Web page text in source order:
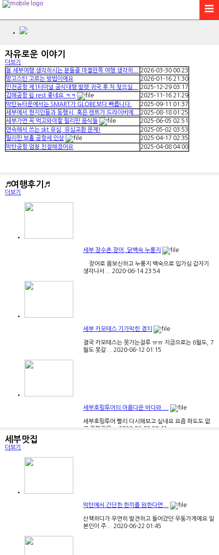
자유로운 이야기
더보기
첨 세부여행 생각하시는 분들중 마젤란쪽 여행 생각하...
2026-03-30 00:23
망고스틴 고르는 방법이에요
2026-01-16 21:30
인천공항 제1터미널 공식대행 발렛 귀국 후 차 찾으실...
2025-12-29 03:17
김해공항 쉼 rest 좋네요 ㅋㅋ
2025-11-16 21:29
막탄뉴타운에서는 SMART가 GLOBE보다 빠릅니다.
2025-09-11 01:37
세부에서 현지인들과 동행시, 혹은 렌트가 드라이버에...
2025-08-18 01:25
세부가면 꼭 먹고와야할 필리핀 음식들
2025-06-05 02:51
연속해서 쓰는 skt 유심, 유심교환 문제!
2025-05-02 03:53
필리핀 보홀 공항세 인상
2025-04-17 02:35
막탄공항 엄청 친절해졌어요
2025-04-08 04:00
♬여행후기♬
더보기
세부 장수촌 장어, 닭백숙 누룽지
장어로 몸보신하고 누룽지 백숙으로 입가심 갑자기
생각나서... 2020-06-14 23:54
세부 카모테스 기가막힌 경치
결국 카모테스는 못가는걸루 ㅠㅠ 지금으로는 6월도, 7
월도 못갈... 2020-06-12 01:15
세부호핑투어의 아름다운 바다와 ...
세부호핑투어 빨리 다시해보고 싶네요 요즘 파도도 없
고 장판같은... 2020-06-02 00:42
말 화려하...2020-05-23 23:46
세부맛집
더보기
막탄에서 간단한 한끼를 원한다면...
산책하다가 우연히 발견하고 들어갔던 우동가게에요 일
본인이 주... 2020-06-22 01:45